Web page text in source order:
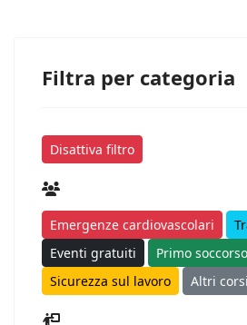
Filtra per categoria
Disattiva filtro
Emergenze cardiovascolari
Eventi gratuiti
Primo
Sicurezza sul lavoro
Altri corsi